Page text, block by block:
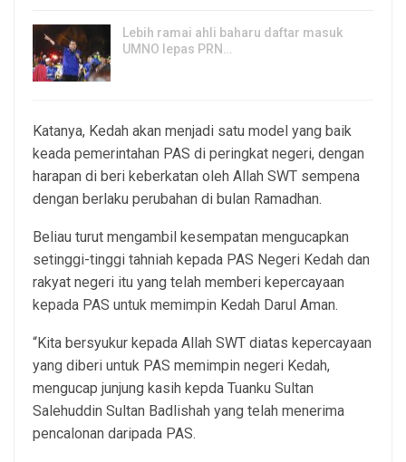
Lebih ramai ahli baharu daftar masuk
UMNO lepas PRN…
Katanya, Kedah akan menjadi satu model yang baik
keada pemerintahan PAS di peringkat negeri, dengan
harapan di beri keberkatan oleh Allah SWT sempena
dengan berlaku perubahan di bulan Ramadhan.
Beliau turut mengambil kesempatan mengucapkan
setinggi-tinggi tahniah kepada PAS Negeri Kedah dan
rakyat negeri itu yang telah memberi kepercayaan
kepada PAS untuk memimpin Kedah Darul Aman.
“Kita bersyukur kepada Allah SWT diatas kepercayaan
yang diberi untuk PAS memimpin negeri Kedah,
mengucap junjung kasih kepda Tuanku Sultan
Salehuddin Sultan Badlishah yang telah menerima
pencalonan daripada PAS.